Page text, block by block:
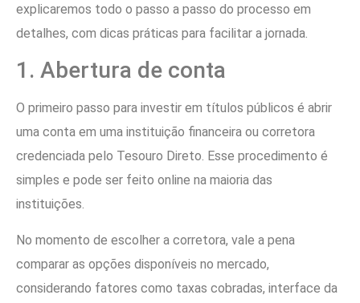
explicaremos todo o passo a passo do processo em
detalhes, com dicas práticas para facilitar a jornada.
1. Abertura de conta
O primeiro passo para investir em títulos públicos é abrir
uma conta em uma instituição financeira ou corretora
credenciada pelo Tesouro Direto. Esse procedimento é
simples e pode ser feito online na maioria das
instituições.
No momento de escolher a corretora, vale a pena
comparar as opções disponíveis no mercado,
considerando fatores como taxas cobradas, interface da